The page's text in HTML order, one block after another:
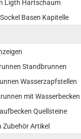
Ligth Hartschaum
Basen Kapitelle
Standbrunnen
Wasserzapfstellen
mit Wasserbecken
Quellsteine
Zubehör Artikel